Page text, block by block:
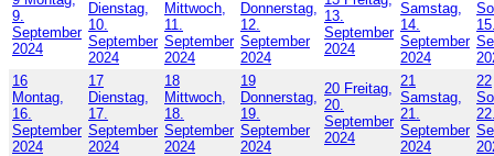
9.
September
2024
Dienstag,
10.
September
2024
Mittwoch,
11.
September
2024
Donnerstag,
12.
September
2024
13.
September
2024
Samstag,
14.
September
2024
16
Montag,
16.
September
2024
17
Dienstag,
17.
September
2024
18
Mittwoch,
18.
September
2024
19
Donnerstag,
19.
September
2024
20 Freitag,
20.
September
2024
21
Samstag,
21.
September
2024
22